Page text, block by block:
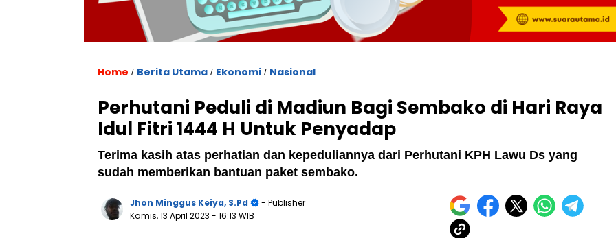
Home / Berita Utama / Ekonomi / Nasional
Perhutani Peduli di Madiun Bagi Sembako di Hari Raya
Idul Fitri 1444 H Untuk Penyadap
Terima kasih atas perhatian dan kepeduliannya dari Perhutani KPH Lawu Ds yang
sudah memberikan bantuan paket sembako.
Jhon Minggus Keiya, S.Pd
- Publisher
Kamis, 13 April 2023 - 16:13 WIB